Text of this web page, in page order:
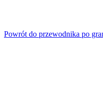
Powrót do przewodnika po